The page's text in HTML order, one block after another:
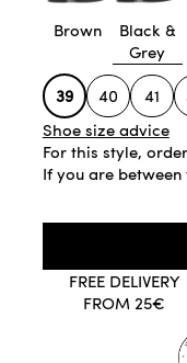
Brown
Black &
Grey
39 40 41
Shoe size advice
For this style,
If you are
FREE DELIVERY
FROM 25€